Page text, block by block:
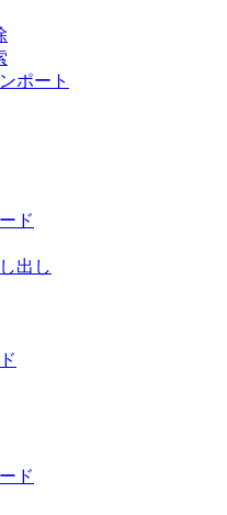
ポート
ド
出し
ド